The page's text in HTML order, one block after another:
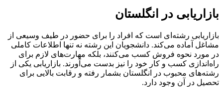
بازاریابی در انگلستان
بازاریابی رشته‌ای است که افراد را برای حضور‌ در طیف وسیعی از
مشاغل آماده می‌کند. دانشجویان این رشته نه تنها اطلاعات کاملی
در مورد نحوه فروش کسب می‌کنند، بلکه مهارت‌های لازم برای
راه‌اندازی کسب و کار خود را نیز بدست می‌آورند. بازاریابی یکی از
رشته‌های محبوب در انگلستان بشمار رفته و رقابت بالایی برای
تحصیل در آن وجود دارد.